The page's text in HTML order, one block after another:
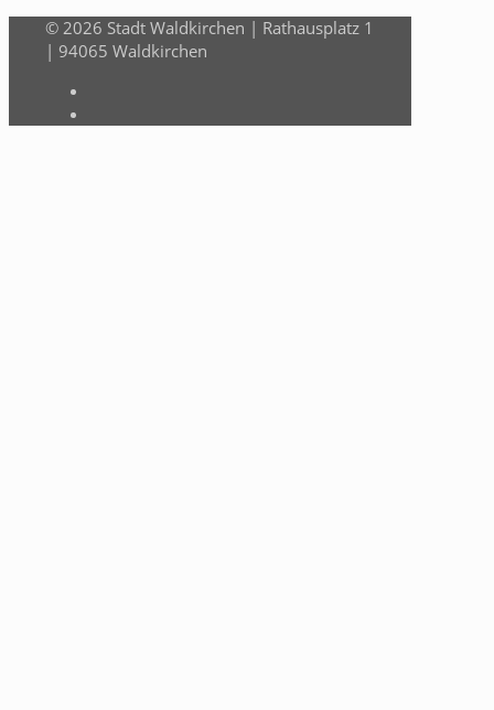
© 2026 Stadt Waldkirchen | Rathausplatz 1
| 94065 Waldkirchen